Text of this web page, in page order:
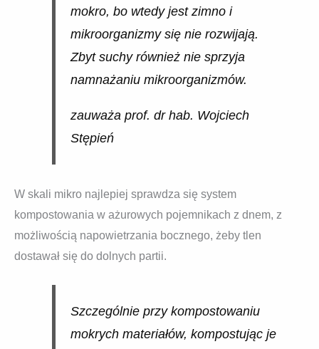
mokro, bo wtedy jest zimno i
mikroorganizmy się nie rozwijają.
Zbyt suchy również nie sprzyja
namnażaniu mikroorganizmów.
zauważa prof. dr hab. Wojciech
Stępień
W skali mikro najlepiej sprawdza się system
kompostowania w ażurowych pojemnikach z dnem, z
możliwością napowietrzania bocznego, żeby tlen
dostawał się do dolnych partii.
Szczególnie przy kompostowaniu
mokrych materiałów, kompostując je